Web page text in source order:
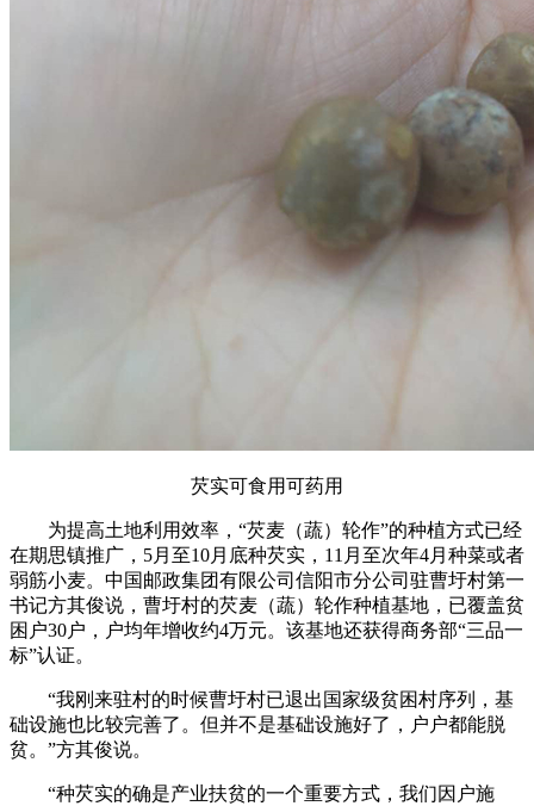
芡实可食用可药用
为提高土地利用效率，“芡麦（蔬）轮作”的种植方式已经
在期思镇推广，5月至10月底种芡实，11月至次年4月种菜或者
弱筋小麦。中国邮政集团有限公司信阳市分公司驻曹圩村第一
书记方其俊说，曹圩村的芡麦（蔬）轮作种植基地，已覆盖贫
困户30户，户均年增收约4万元。该基地还获得商务部“三品一
标”认证。
“我刚来驻村的时候曹圩村已退出国家级贫困村序列，基
础设施也比较完善了。但并不是基础设施好了，户户都能脱
贫。”方其俊说。
“种芡实的确是产业扶贫的一个重要方式，我们因户施